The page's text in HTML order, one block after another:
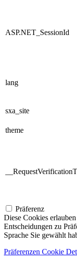
ASP.NET_SessionId
lang
sxa_site
theme
Präferenz
Diese Cookies
Entscheidungen zu
Sprache Sie gewählt
Präferenzen Cookie